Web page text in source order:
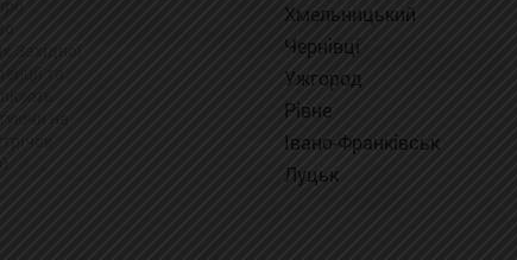
Хмельницький
Чернівці
Ужгород
Рівне
Івано-Франківськ
Луцьк